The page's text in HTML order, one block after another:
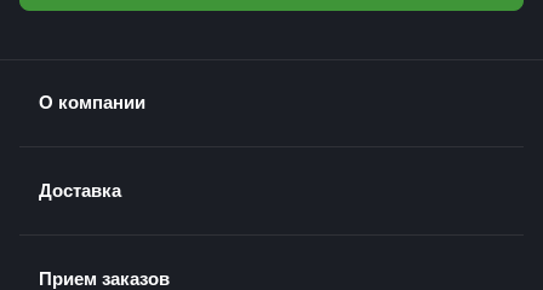
О компании
Доставка
Прием заказов